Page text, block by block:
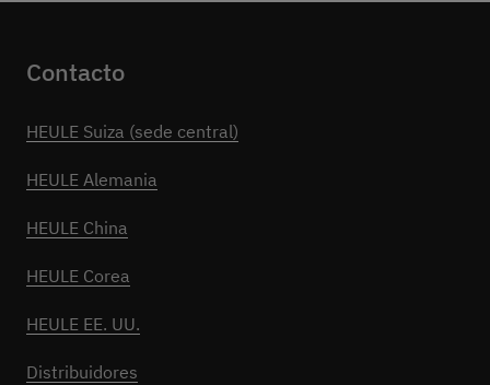
Contacto
HEULE Suiza (sede central)
HEULE Alemania
HEULE China
HEULE Corea
HEULE EE. UU.
Distribuidores